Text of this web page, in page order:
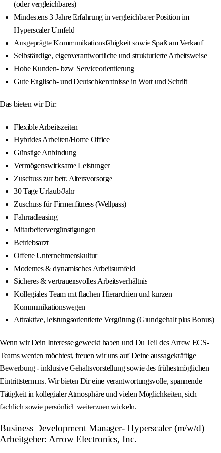
(oder vergleichbares)
Mindestens 3 Jahre Erfahrung in vergleichbarer Position im
Hyperscaler Umfeld
Ausgeprägte Kommunikationsfähigkeit sowie Spaß am Verkauf
Selbständige, eigenverantwortliche und strukturierte Arbeitsweise
Hohe Kunden- bzw. Serviceorientierung
Gute Englisch- und Deutschkenntnisse in Wort und Schrift
Das bieten wir Dir:
Flexible Arbeitszeiten
Hybrides Arbeiten/Home Office
Günstige Anbindung
Vermögenswirksame Leistungen
Zuschuss zur betr. Altersvorsorge
30 Tage Urlaub/Jahr
Zuschuss für Firmenfitness (Wellpass)
Fahrradleasing
Mitarbeitervergünstigungen
Betriebsarzt
Offene Unternehmenskultur
Modernes & dynamisches Arbeitsumfeld
Sicheres & vertrauensvolles Arbeitsverhältnis
Kollegiales Team mit flachen Hierarchien und kurzen
Kommunikationswegen
Attraktive, leistungsorientierte Vergütung (Grundgehalt plus Bonus)
Wenn wir Dein Interesse geweckt haben und Du Teil des Arrow ECS-
Teams werden möchtest, freuen wir uns auf Deine aussagekräftige
Bewerbung - inklusive Gehaltsvorstellung sowie des frühestmöglichen
Eintrittstermins. Wir bieten Dir eine verantwortungsvolle, spannende
Tätigkeit in kollegialer Atmosphäre und vielen Möglichkeiten, sich
fachlich sowie persönlich weiterzuentwickeln.
Business Development Manager- Hyperscaler (m/w/d)
Arbeitgeber: Arrow Electronics, Inc.